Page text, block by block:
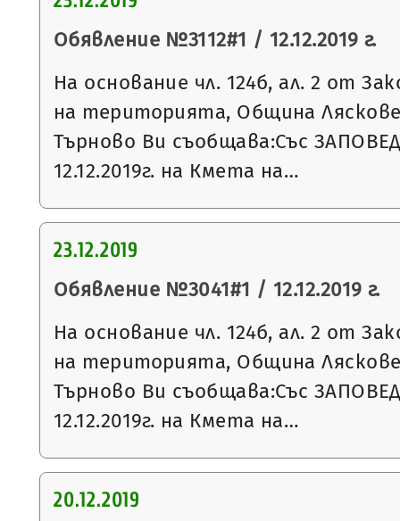
Обявление №3112#1 / 12.12.2019 г.
На основание чл. 124б, ал. 2 от
на територията, Община
Търново Ви съобщава:Със
12.12.2019г. на Кмета на…
23.12.2019
Обявление №3041#1 / 12.12.2019 г.
На основание чл. 124б, ал. 2 от
на територията, Община
Търново Ви съобщава:Със
12.12.2019г. на Кмета на…
20.12.2019